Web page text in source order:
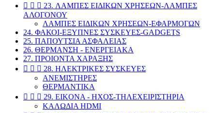
   23. ΛΑΜΠΕΣ ΕΙΔΙΚΩΝ ΧΡΗΣΕΩΝ-ΛΑΜΠΕΣ
ΑΛΟΓΟΝΟΥ
ΛΑΜΠΕΣ ΕΙΔΙΚΩΝ ΧΡΗΣΕΩΝ-ΕΦΑΡΜΟΓΩΝ
24. ΦΑΚΟΙ-ΕΞΥΠΝΕΣ ΣΥΣΚΕΥΕΣ-GADGETS
25. ΠΑΠΟΥΤΣΙΑ ΑΣΦΑΛΕΙΑΣ
26. ΘΕΡΜΑΝΣΗ - ΕΝΕΡΓΕΙΑΚΑ
27. ΠΡΟΙΟΝΤΑ ΧΑΡΑΞΗΣ
   28. ΗΛΕΚΤΡΙΚΕΣ ΣΥΣΚΕΥΕΣ
ΑΝΕΜΙΣΤΗΡΕΣ
ΘΕΡΜΑΝΤΙΚΑ
   29. EIKONA - ΗΧΟΣ-ΤΗΛΕΧΕΙΡΙΣΤΗΡΙΑ
ΚΑΛΩΔΙΑ HDMI